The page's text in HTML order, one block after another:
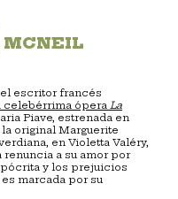
MCNEIL
escritor francés
celebérrima ópera La
Piave, estrenada en
la original Marguerite
en Violetta Valéry,
a su amor por
y los prejuicios
marcada por su